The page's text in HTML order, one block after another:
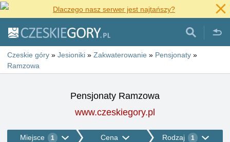
Dlaczego nasz serwer jest najtańszy?
Czeskie góry » Jesioniki » Zakwaterowanie » Pensjonaty »
Ramzowa
Pensjonaty Ramzowa
www.czeskiegory.pl
Miejsce 1 Cena Rodzaj 1